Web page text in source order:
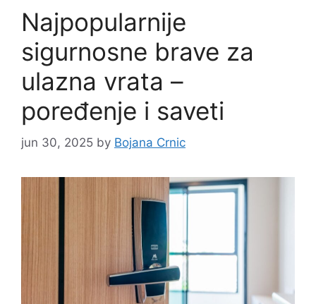
Najpopularnije
sigurnosne brave za
ulazna vrata –
poređenje i saveti
jun 30, 2025 by Bojana Crnic